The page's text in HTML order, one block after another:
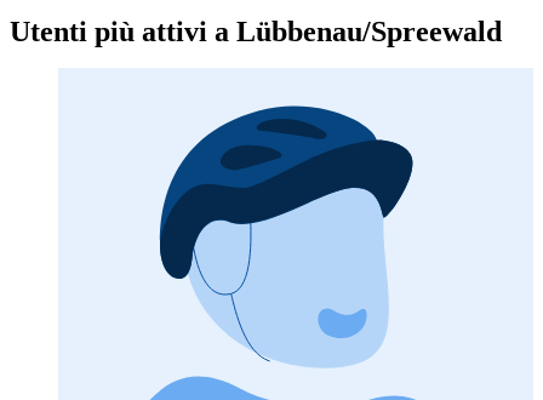
Utenti più attivi a Lübbenau/Spreewald